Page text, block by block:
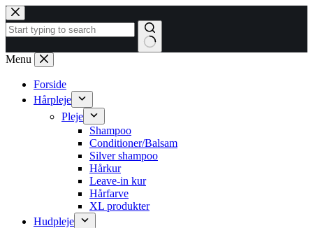
Fortsæt
til
indhold
Ingen
resultater
Menu
Forside
Hårpleje
Pleje
Shampoo
Conditioner/Balsam
Silver shampoo
Hårkur
Leave-in kur
Hårfarve
XL produkter
Hudpleje